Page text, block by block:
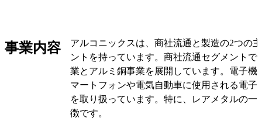
事業内容
アルコニックスは、商社流通と製造の2つの
ントを持っています。商社流通セグメントで
業とアルミ銅事業を展開しています。電子機
マートフォンや電気自動車に使用される電子
を取り扱っています。特に、レアメタルの一
徴です。